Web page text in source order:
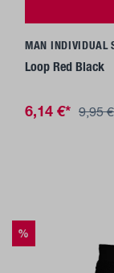
MAN INDIVIDUAL
Loop Red Black
6,14 €* 9,95
%